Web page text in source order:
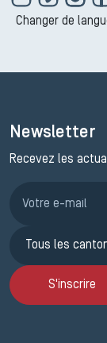
Changer de
Newsletter
Recevez les
S'inscrire